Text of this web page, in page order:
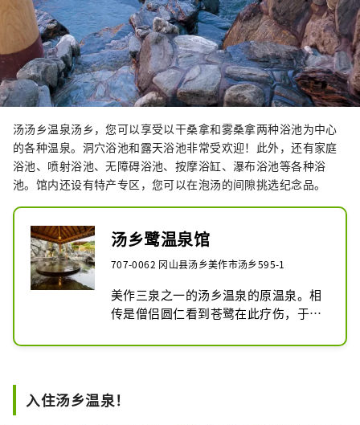
汤汤乡温泉汤乡，您可以享受以干桑拿和雾桑拿两种浴池为中心
的各种温泉。洞穴浴池和露天浴池非常受欢迎！此外，还有家庭
浴池、喷射浴池、无障碍浴池、按摩浴缸、瀑布浴池等各种浴
池。馆内还设有特产专区，您可以在泡汤的间隙挑选纪念品。
汤乡鹭温泉馆
707-0062 冈山县汤乡美作市汤乡595-1
美作三泉之一的汤乡温泉的原温泉。相
传是僧侣圆仁看到苍鹭在此疗伤，于是
闻名全国。从明治时代开始，这里就作
入住汤乡温泉！